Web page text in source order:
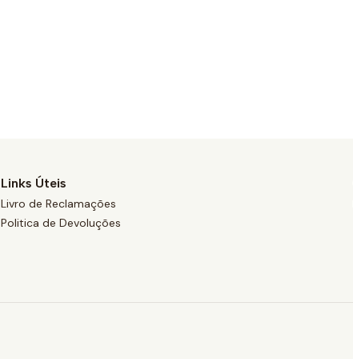
Links Úteis
Livro de Reclamações
Politica de Devoluções